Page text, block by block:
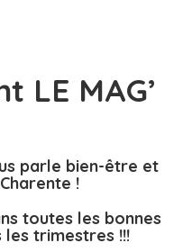
LE MAG’
parle bien-être et
!
toutes les bonnes
trimestres !!!